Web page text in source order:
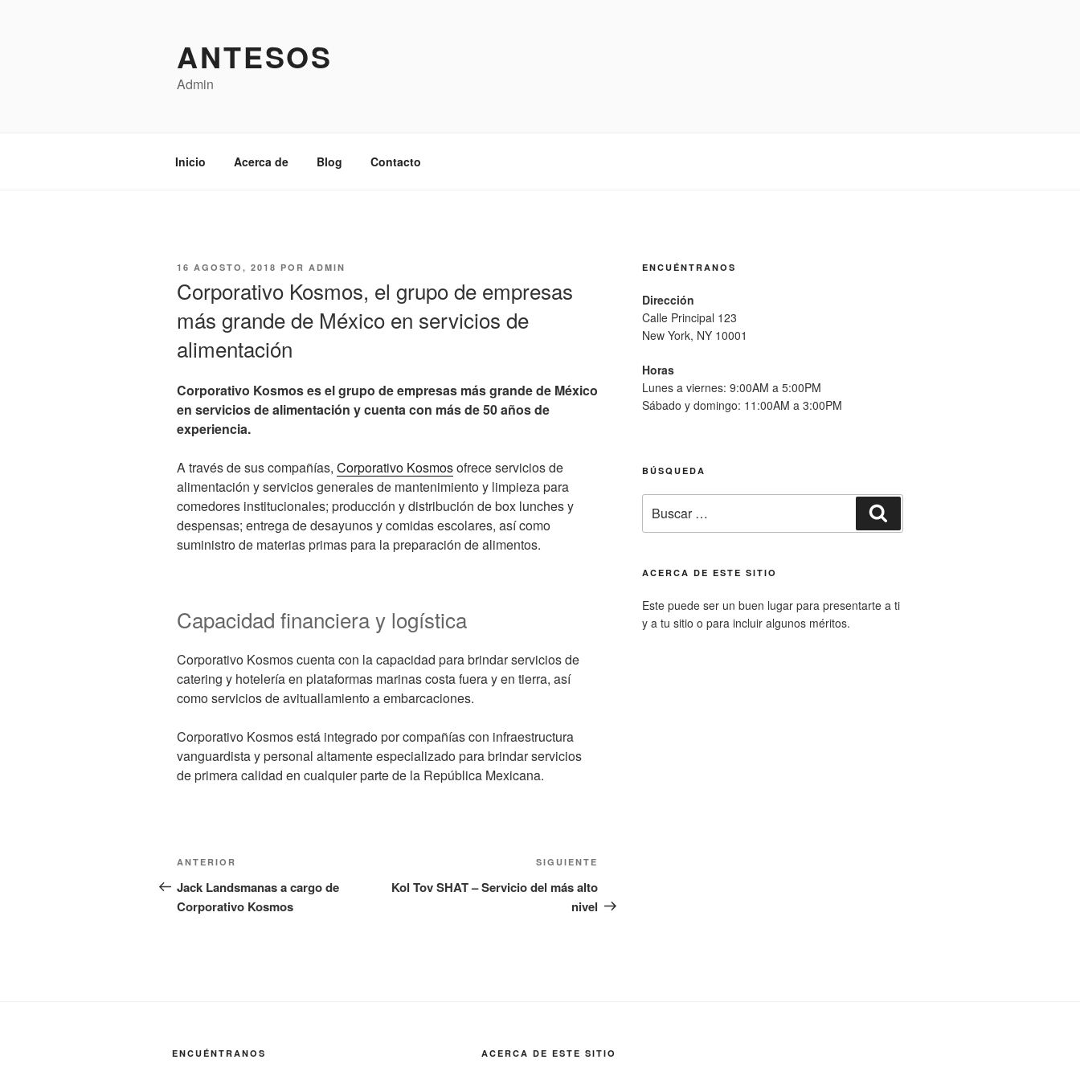
ANTESOS
Admin
Inicio Acerca de Blog Contacto
PUBLICADO
16 AGOSTO, 2018 POR ADMIN
Corporativo Kosmos, el grupo de empresas
más grande de México en servicios de
alimentación
Corporativo Kosmos es el grupo de empresas más grande de México
en servicios de alimentación y cuenta con más de 50 años de
experiencia.
A través de sus compañías, Corporativo Kosmosofrece servicios de
alimentación y servicios generales de mantenimiento y limpieza para
comedores institucionales; producción y distribución de box lunches y
despensas; entrega de desayunos y comidas escolares, así como
suministro de materias primas para la preparación de alimentos.
Capacidad financiera y logística
Corporativo Kosmos cuenta con la capacidad para brindar servicios de
catering y hotelería en plataformas marinas costa fuera y en tierra, así
como servicios de avituallamiento a embarcaciones.
Corporativo Kosmos está integrado por compañías con infraestructura
vanguardista y personal altamente especializado para brindar servicios
de primera calidad en cualquier parte de la República Mexicana.
Navegación
de
entradas
Entrada
anterior:
ANTERIOR
Jack Landsmanas a cargo de
Corporativo Kosmos
entrada
SIGUIENTE
Kol Tov SHAT – Servicio del más alto
nivel
ENCUÉNTRANOS
Dirección
Calle Principal 123
New York, NY 10001
Horas
Lunes a viernes: 9:00AM a 5:00PM
Sábado y domingo: 11:00AM a 3:00PM
BÚSQUEDA
por:
ACERCA DE ESTE SITIO
Este puede ser un buen lugar para presentarte a ti
y a tu sitio o para incluir algunos méritos.
ENCUÉNTRANOS ACERCA DE ESTE SITIO